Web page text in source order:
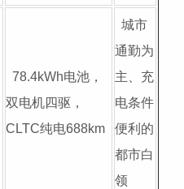
78.4kWh电池，
双电机四驱，
CLTC纯电688km
城市
通勤为
主、充
电条件
便利的
都市白
领